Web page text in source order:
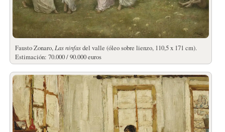
Fausto Zonaro, Las ninfasdel valle (óleo sobre lienzo, 110,5 x 171 cm).
Estimación: 70.000 / 90.000 euros